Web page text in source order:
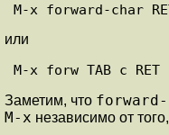
M-x forward-char
или
M-x forw TAB c RET
Заметим, что
M-x независимо от